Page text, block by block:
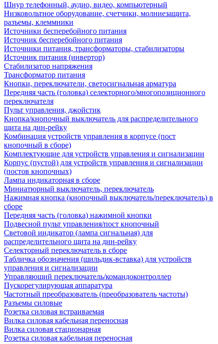
Шнур телефонный, аудио, видео, компьютерный
Низковольтное оборудование, счетчики, молниезащита,
разъемы, клеммники
Источники бесперебойного питания
Источник бесперебойного питания
Источники питания, трансформаторы, стабилизаторы
Источник питания (инвертор)
Стабилизатор напряжения
Трансформатор питания
Кнопки, переключатели, светосигнальная арматура
Передняя часть (головка) селекторного/многопозиционного
переключателя
Пульт управления, джойстик
Кнопка/кнопочный выключатель для распределительного
щита на дин-рейку
Комбинация устройств управления в корпусе (пост
кнопочный в сборе)
Комплектующие для устройств управления и сигнализации
Корпус (пустой) для устройств управления и сигнализации
(постов кнопочных)
Лампа индикаторная в сборе
Миниатюрный выключатель, переключатель
Нажимная кнопка (кнопочный выключатель/переключатель) в
сборе
Передняя часть (головка) нажимной кнопки
Подвесной пульт управления/пост кнопочный
Световой индикатор (лампа сигнальная) для
распределительного щита на дин-рейку
Селекторный переключатель в сборе
Табличка обозначения (шильдик-вставка) для устройств
управления и сигнализации
Управляющий переключатель/командоконтроллер
Пускорегулирующая аппаратура
Частотный преобразователь (преобразователь частоты)
Разъемы силовые
Розетка силовая встраиваемая
Вилка силовая кабельная переносная
Вилка силовая стационарная
Розетка силовая кабельная переносная